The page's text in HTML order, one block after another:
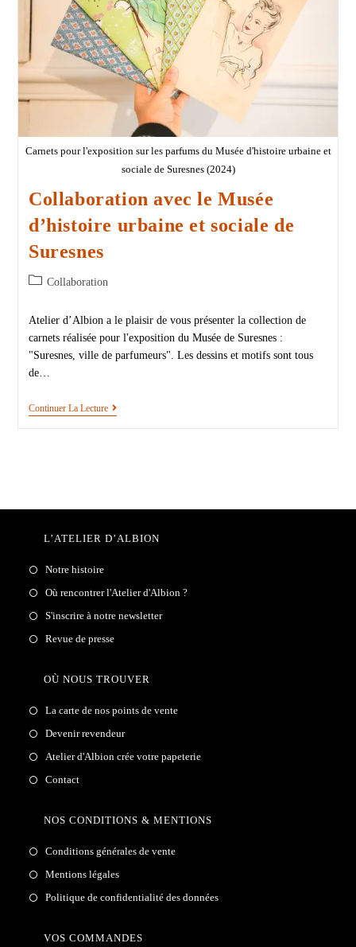
Carnets pour l'exposition sur les parfums du Musée d'histoire urbaine et
sociale de Suresnes (2024)
Collaboration avec le Musée
d’histoire urbaine et sociale de
Suresnes
Collaboration
Atelier d’Albion a le plaisir de vous présenter la collection de
carnets réalisée pour l'exposition du Musée de Suresnes :
"Suresnes, ville de parfumeurs". Les dessins et motifs sont tous
de…
Continuer La Lecture
L’ATELIER D’ALBION
Notre histoire
Où rencontrer l'Atelier d'Albion ?
S'inscrire à notre newsletter
Revue de presse
OÙ NOUS TROUVER
La carte de nos points de vente
Devenir revendeur
Atelier d'Albion crée votre papeterie
Contact
NOS CONDITIONS & MENTIONS
Conditions générales de vente
Mentions légales
Politique de confidentialité des données
VOS COMMANDES